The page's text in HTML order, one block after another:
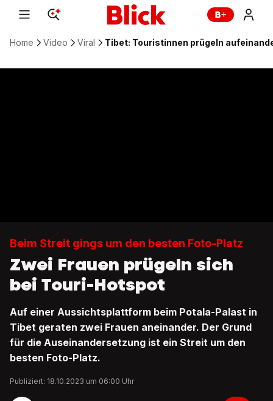
Home Video Viral Tibet: Touristinnen prügeln
Beim Streit gings um den besten Foto-Platz
Zwei Frauen prügeln sich
bei Touri-Hotspot
Auf einer Aussichtsplattform beim Potala-Palast in
Tibet geraten zwei Frauen aneinander. Der Grund
für die Auseinandersetzung ist ein Streit um den
besten Foto-Platz.
Publiziert: 18.10.2023 um 06:00 Uhr